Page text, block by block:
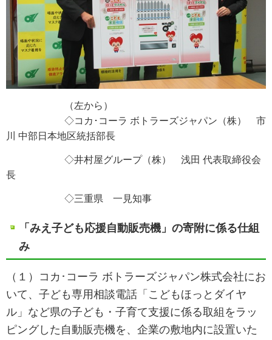
（左から）
◇コカ･コーラ ボトラーズジャパン（株） 市
川 中部日本地区統括部長
◇井村屋グループ（株） 浅田 代表取締役会
長
◇三重県 一見知事
「みえ子ども応援自動販売機」の寄附に係る仕組
み
（１）コカ･コーラ ボトラーズジャパン株式会社にお
いて、子ども専用相談電話「こどもほっとダイヤ
ル」など県の子ども・子育て支援に係る取組をラッ
ピングした自動販売機を、企業の敷地内に設置いた